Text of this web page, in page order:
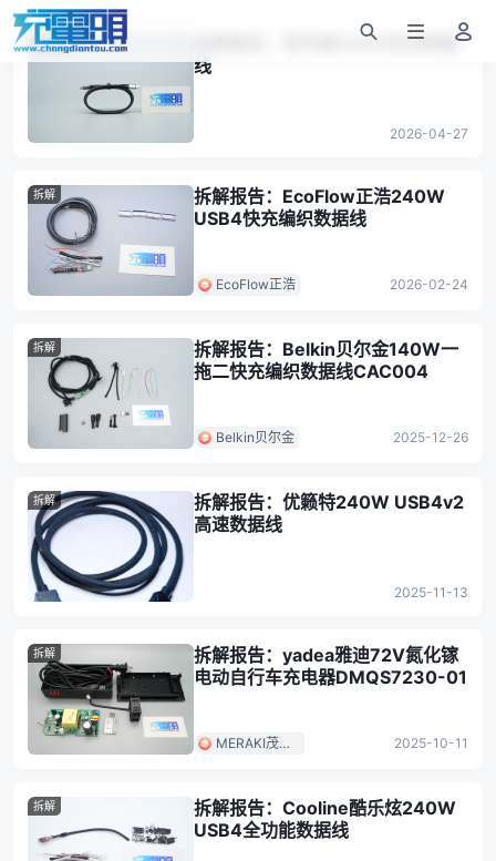
数据线
拆解报告：恒华威100W快充数据
线
2026-04-27
拆解
拆解报告：EcoFlow正浩240W
USB4快充编织数据线
EcoFlow正浩 2026-02-24
拆解
拆解报告：Belkin贝尔金140W一
拖二快充编织数据线CAC004
Belkin贝尔金 2025-12-26
拆解
拆解报告：优籁特240W USB4v2
高速数据线
2025-11-13
拆解
拆解报告：yadea雅迪72V氮化镓
电动自行车充电器DMQS7230-01
MERAKI茂睿
2025-10-11
拆解
拆解报告：Cooline酷乐炫240W
USB4全功能数据线